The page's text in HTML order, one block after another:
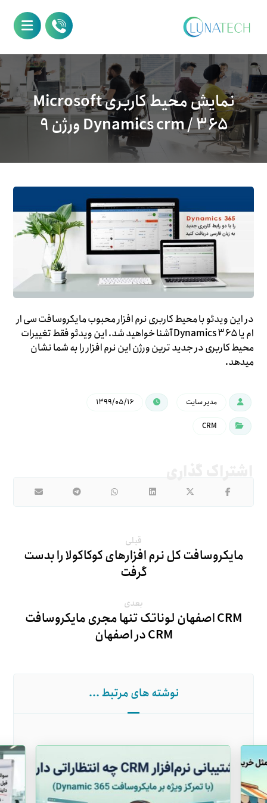
نمایش محیط کاربری Microsoft
Dynamics crm / ۳۶۵ ورژن ۹
در این ویدئو با محیط کاربری نرم افزار محبوب مایکروسافت سی ار
ام یا Dynamics ۳۶۵ آشنا خواهید شد. این ویدئو فقط تغییرات
محیط کاربری در جدید ترین ورژن این نرم افزار را به شما نشان
میدهد.
مدیر سایت ۱۳۹۹/۰۵/۱۶
CRM
قبلی
مایکروسافت کل نرم افزارهای کوکاکولا را بدست
گرفت
بعدی
CRM اصفهان لوناتک تنها مجری مایکروسافت
CRM در اصفهان
نوشته های مرتبط ...